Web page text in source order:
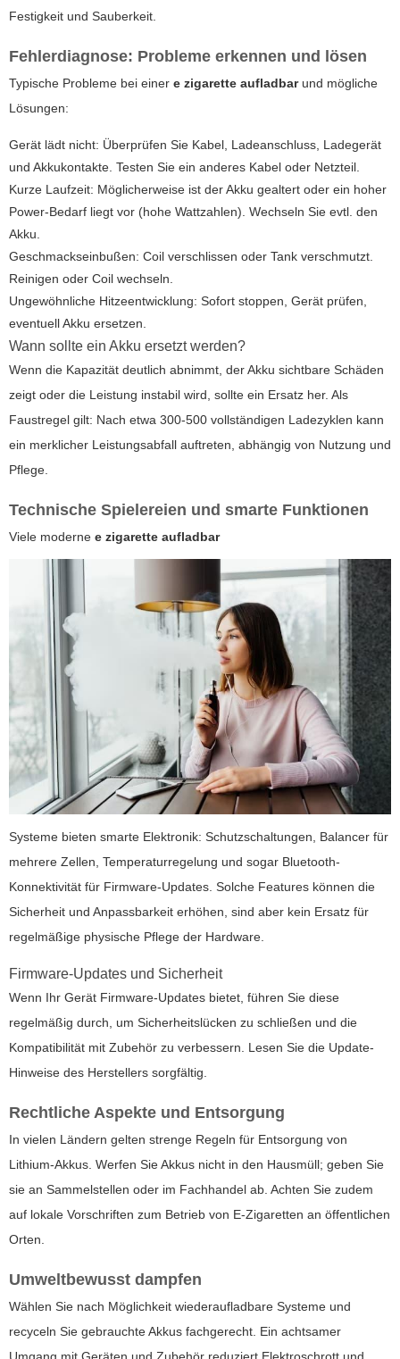
Festigkeit und Sauberkeit.
Fehlerdiagnose: Probleme erkennen und lösen
Typische Probleme bei einer e zigarette aufladbarund mögliche
Lösungen:
Gerät lädt nicht: Überprüfen Sie Kabel, Ladeanschluss, Ladegerät
und Akkukontakte. Testen Sie ein anderes Kabel oder Netzteil.
Kurze Laufzeit: Möglicherweise ist der Akku gealtert oder ein hoher
Power-Bedarf liegt vor (hohe Wattzahlen). Wechseln Sie evtl. den
Akku.
Geschmackseinbußen: Coil verschlissen oder Tank verschmutzt.
Reinigen oder Coil wechseln.
Ungewöhnliche Hitzeentwicklung: Sofort stoppen, Gerät prüfen,
eventuell Akku ersetzen.
Wann sollte ein Akku ersetzt werden?
Wenn die Kapazität deutlich abnimmt, der Akku sichtbare Schäden
zeigt oder die Leistung instabil wird, sollte ein Ersatz her. Als
Faustregel gilt: Nach etwa 300-500 vollständigen Ladezyklen kann
ein merklicher Leistungsabfall auftreten, abhängig von Nutzung und
Pflege.
Technische Spielereien und smarte Funktionen
Viele moderne e zigarette aufladbar
Systeme bieten smarte Elektronik: Schutzschaltungen, Balancer für
mehrere Zellen, Temperaturregelung und sogar Bluetooth-
Konnektivität für Firmware-Updates. Solche Features können die
Sicherheit und Anpassbarkeit erhöhen, sind aber kein Ersatz für
regelmäßige physische Pflege der Hardware.
Firmware-Updates und Sicherheit
Wenn Ihr Gerät Firmware-Updates bietet, führen Sie diese
regelmäßig durch, um Sicherheitslücken zu schließen und die
Kompatibilität mit Zubehör zu verbessern. Lesen Sie die Update-
Hinweise des Herstellers sorgfältig.
Rechtliche Aspekte und Entsorgung
In vielen Ländern gelten strenge Regeln für Entsorgung von
Lithium-Akkus. Werfen Sie Akkus nicht in den Hausmüll; geben Sie
sie an Sammelstellen oder im Fachhandel ab. Achten Sie zudem
auf lokale Vorschriften zum Betrieb von E-Zigaretten an öffentlichen
Orten.
Umweltbewusst dampfen
Wählen Sie nach Möglichkeit wiederaufladbare Systeme und
recyceln Sie gebrauchte Akkus fachgerecht. Ein achtsamer